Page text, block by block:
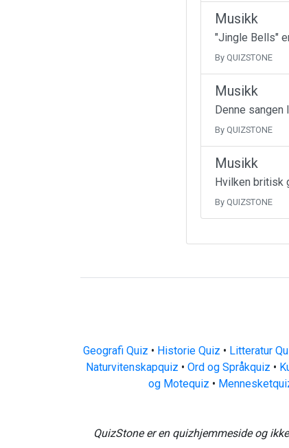
Musikk
"Jingle Bells"
By QUIZSTONE
Musikk
Denne
By QUIZSTONE
Musikk
Hvilken britisk
By QUIZSTONE
Geografi Quiz • Historie Quiz • Litteratur
Naturvitenskapquiz • Ord og Språkquiz •
og Motequiz •
QuizStone er en quizhjemmeside og